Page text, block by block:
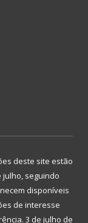
deste site estão
seguindo
disponíveis
de interesse
3 de julho de